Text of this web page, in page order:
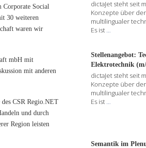
Corporate Social
30 weiteren
waren wir
mbH mit
mit anderen
CSR Regio.NET
und durch
Region leisten
dictaJet steht seit
Konzepte über
multilingualer
Es ist ...
Stellenangebot:
Elektrotechnik
dictaJet steht seit
Konzepte über
multilingualer
Es ist ...
Semantik im